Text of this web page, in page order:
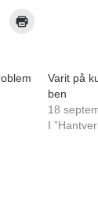
Varit på
ben
18
I